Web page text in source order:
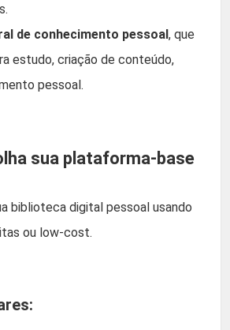
de conhecimento pessoal, que
estudo, criação de conteúdo,
pessoal.
sua plataforma-base
biblioteca digital pessoal usando
ou low-cost.